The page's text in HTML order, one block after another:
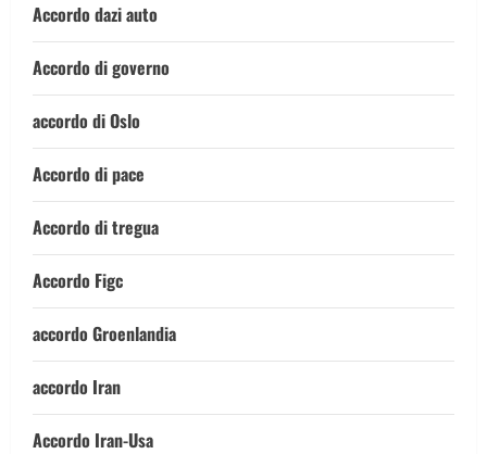
Accordo dazi auto
Accordo di governo
accordo di Oslo
Accordo di pace
Accordo di tregua
Accordo Figc
accordo Groenlandia
accordo Iran
Accordo Iran-Usa